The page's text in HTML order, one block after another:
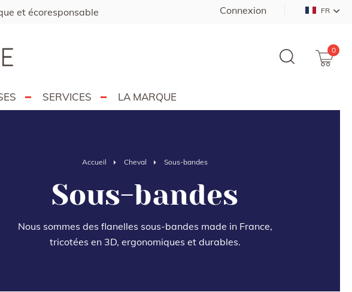
et écoresponsable Connexion FR
0
SERVICES LA MARQUE
Accueil Cheval Sous-bandes
Sous-bandes
Nous sommes des flanelles sous-bandes made in France,
tricotées en 3D, ergonomiques et durables.